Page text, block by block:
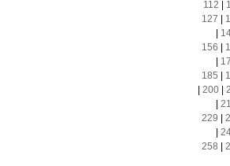
112
127
156
185
200|
229
258